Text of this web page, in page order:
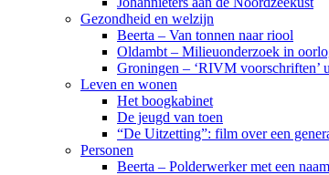
Gezondheid en welzijn
Beerta – Van tonnen naar riool
Oldambt – Milieuonderzoek in
Groningen – ‘RIVM voorschriften’
Leven en wonen
Het boogkabinet
De jeugd van toen
“De Uitzetting”: film over een
Personen
Beerta – Polderwerker met een naam